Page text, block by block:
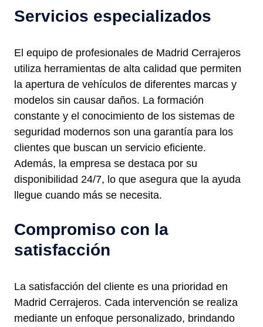
Servicios especializados
El equipo de profesionales de Madrid Cerrajeros
utiliza herramientas de alta calidad que permiten
la apertura de vehículos de diferentes marcas y
modelos sin causar daños. La formación
constante y el conocimiento de los sistemas de
seguridad modernos son una garantía para los
clientes que buscan un servicio eficiente.
Además, la empresa se destaca por su
disponibilidad 24/7, lo que asegura que la ayuda
llegue cuando más se necesita.
Compromiso con la
satisfacción
La satisfacción del cliente es una prioridad en
Madrid Cerrajeros. Cada intervención se realiza
mediante un enfoque personalizado, brindando